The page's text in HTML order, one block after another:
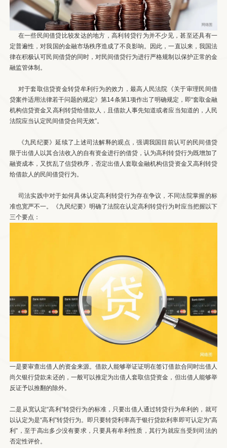
在一些民间借贷比较发达的地方，高利转贷行为并不少见，甚至还具有一
定普遍性，对我国的金融市场秩序造成了不良影响。因此，一直以来，我国法
律在积极认可民间借贷的同时，对民间借贷行为进行严格规制以保护正常的金
融监管体制。
对于套取信贷资金转贷牟利行为的效力，最高人民法院《关于审理民间借
贷案件适用法律若干问题的规定》第14条第1项作出了明确规定，即“套取金融
机构信贷资金又高利转贷给借款人，且借款人事先知道或者应当知道的，人民
法院应当认定民间借贷合同无效”。
《九民纪要》延续了上述司法解释的观点，强调我国目前认可的民间借贷
限于出借人以其合法收入的自有资金进行的借贷，认为高利转贷行为既增加了
融资成本，又扰乱了信贷秩序，否定出借人套取金融机构信贷资金又高利转贷
给借款人的民间借贷行为。
司法实践中对于如何具体认定高利转贷行为存在争议，不同法院掌握的标
准也宽严不一。《九民纪要》明确了法院在认定高利转贷行为时应当把握以下
三个要点：
一是要审查出借人的资金来源。借款人能够举证证明在签订借款合同时出借人
尚欠银行贷款未还的，一般可以推定为出借人套取信贷资金，但出借人能够举
反证予以推翻的除外。
二是从宽认定“高利”转贷行为的标准，只要出借人通过转贷行为牟利的，就可
以认定为是“高利”转贷行为。即只要转贷利率高于银行贷款利率即可认定为“高
利”，至于高出多少没有要求，只要具有牟利性质，其行为就应当受到司法的
否定性评价。